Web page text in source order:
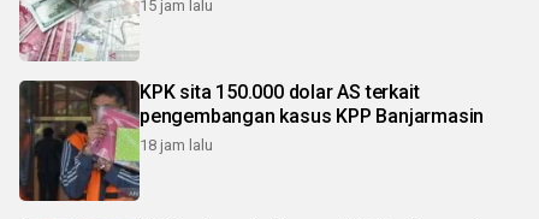
15 jam lalu
KPK sita 150.000 dolar AS terkait
pengembangan kasus KPP Banjarmasin
18 jam lalu